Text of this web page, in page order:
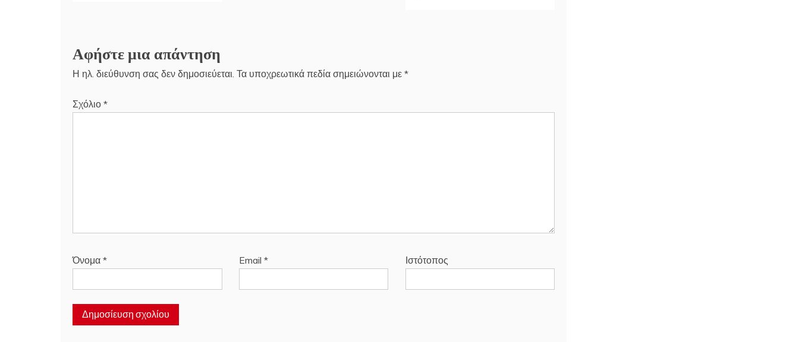
Αφήστε μια απάντηση
Η ηλ. διεύθυνση σας δεν δημοσιεύεται. Τα υποχρεωτικά πεδία σημειώνονται με *
Σχόλιο *
Όνομα * Email * Ιστότοπος